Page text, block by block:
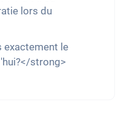
lors du
exactement le
strong>